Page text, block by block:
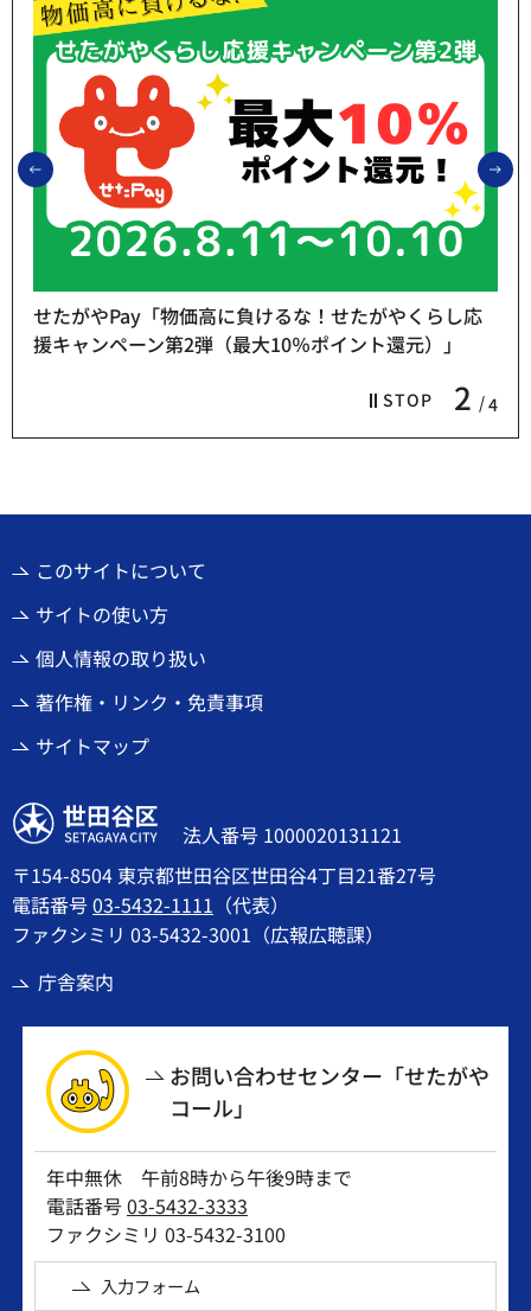
前のスライドを表示
STOP 2 4
せたがやPay「物価高に負けるな！せたがやくらし応
援キャンペーン第2弾（最大10％ポイント還元）」
このサイトについて
サイトの使い方
個人情報の取り扱い
著作権・リンク・免責事項
サイトマップ
世田谷区
法人番号 1000020131121
〒154-8504 東京都世田谷区世田谷4丁目21番27号
電話番号03-5432-1111 （代表）
ファクシミリ 03-5432-3001（広報広聴課）
庁舎案内
お問い合わせセンター「せたがや
コール」
年中無休 午前8時から午後9時まで
電話番号03-5432-3333
ファクシミリ 03-5432-3100
入力フォーム